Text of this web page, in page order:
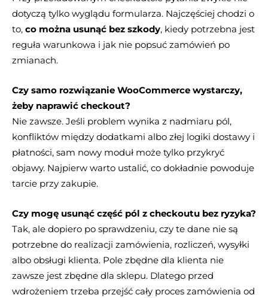
dotyczą tylko wyglądu formularza. Najczęściej chodzi o
to, co można usunąć bez szkody, kiedy potrzebna jest
reguła warunkowa i jak nie popsuć zamówień po
zmianach.
Czy samo rozwiązanie WooCommerce wystarczy,
żeby naprawić checkout?
Nie zawsze. Jeśli problem wynika z nadmiaru pól,
konfliktów między dodatkami albo złej logiki dostawy i
płatności, sam nowy moduł może tylko przykryć
objawy. Najpierw warto ustalić, co dokładnie powoduje
tarcie przy zakupie.
Czy mogę usunąć część pól z checkoutu bez ryzyka?
Tak, ale dopiero po sprawdzeniu, czy te dane nie są
potrzebne do realizacji zamówienia, rozliczeń, wysyłki
albo obsługi klienta. Pole zbędne dla klienta nie
zawsze jest zbędne dla sklepu. Dlatego przed
wdrożeniem trzeba przejść cały proces zamówienia od